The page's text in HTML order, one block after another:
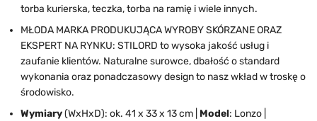
torba kurierska, teczka, torba na ramię i wiele innych.
MŁODA MARKA PRODUKUJĄCA WYROBY SKÓRZANE ORAZ
EKSPERT NA RYNKU: STILORD to wysoka jakość usług i
zaufanie klientów. Naturalne surowce, dbałość o standard
wykonania oraz ponadczasowy design to nasz wkład w troskę o
środowisko.
Wymiary(WxHxD): ok. 41 x 33 x 13 cm | Model: Lonzo |